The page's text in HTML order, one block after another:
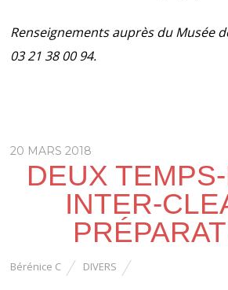
Renseignements auprès du Musée
03 21 38 00 94.
20 MARS 2018
DEUX
INTER-
Bérénice C DIVERS